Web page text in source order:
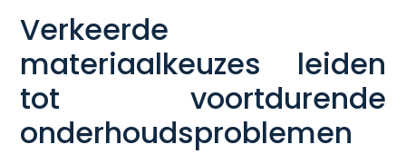
Verkeerde
materiaalkeuzes leiden
tot voortdurende
onderhoudsproblemen